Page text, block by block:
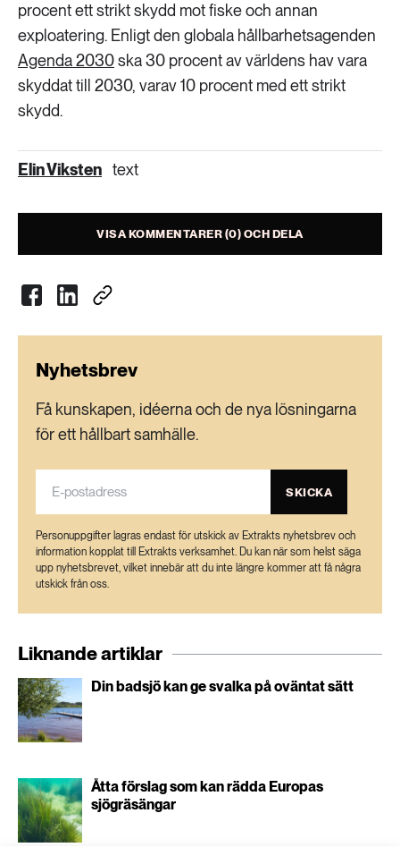
procent ett strikt skydd mot fiske och annan
exploatering. Enligt den globala hållbarhetsagenden
Agenda 2030ska 30 procent av världens hav vara
skyddat till 2030, varav 10 procent med ett strikt
skydd.
Elin Viksten text
VISA KOMMENTARER (0) OCH DELA
Nyhetsbrev
Få kunskapen, idéerna och de nya lösningarna
för ett hållbart samhälle.
SKICKA
Personuppgifter lagras endast för utskick av Extrakts nyhetsbrev och
information kopplat till Extrakts verksamhet. Du kan när som helst säga
upp nyhetsbrevet, vilket innebär att du inte längre kommer att få några
utskick från oss.
Liknande artiklar
Din badsjö kan ge svalka på oväntat sätt
Åtta förslag som kan rädda Europas
sjögräsängar